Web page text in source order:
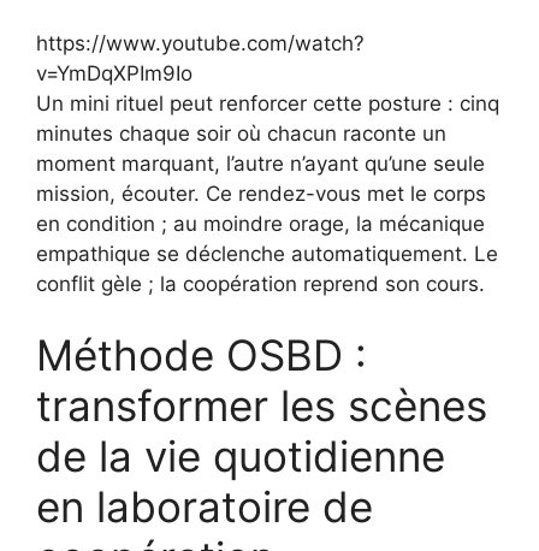
https://www.youtube.com/watch?
v=YmDqXPIm9Io
Un mini rituel peut renforcer cette posture : cinq
minutes chaque soir où chacun raconte un
moment marquant, l’autre n’ayant qu’une seule
mission, écouter. Ce rendez-vous met le corps
en condition ; au moindre orage, la mécanique
empathique se déclenche automatiquement. Le
conflit gèle ; la coopération reprend son cours.
Méthode OSBD :
transformer les scènes
de la vie quotidienne
en laboratoire de